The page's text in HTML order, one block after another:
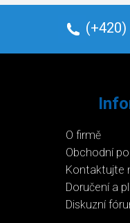
(+420)
O firmě
Obchodní
Kontaktujte
Doručení a
Diskuzní